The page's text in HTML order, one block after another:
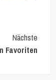
Nächste
Favoriten